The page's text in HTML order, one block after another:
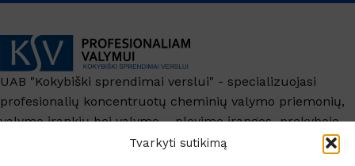
Tvarkyti sutikimą
UAB "Kokybiški sprendimai verslui" - specializuojasi
profesionalių koncentruotų cheminių valymo priemonių,
valymo įrankių bei valymo – plovimo įrangos prekyboje.